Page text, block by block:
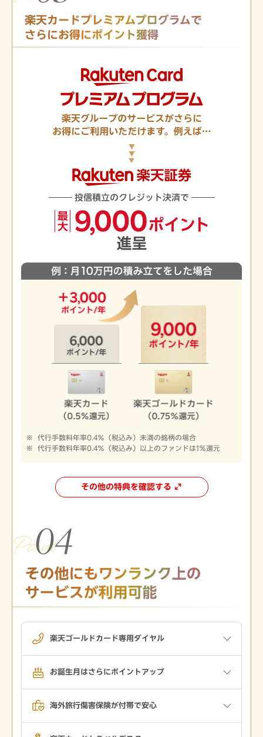
代行手数料年率0.4％（税込み）未満の銘柄の場合
代行手数料年率0.4％（税込み）以上のファンドは1％還元
その他の特典を確認する
楽天ゴールドカード専用ダイヤル
お誕生月はさらにポイントアップ
海外旅行傷害保険が付帯で安心